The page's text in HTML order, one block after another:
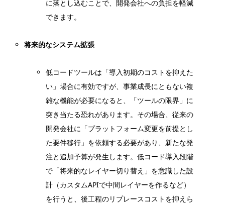
に落とし込むことで、開発会社への負担を軽減
できます。
将来的なシステム拡張
低コードツールは「導入初期のコストを抑えた
い」場合に有効ですが、事業成長にともない複
雑な機能が必要になると、「ツールの限界」に
突き当たる恐れがあります。その場合、従来の
開発会社に「プラットフォーム変更を前提とし
た要件移行」を依頼する必要があり、新たな発
注と追加予算が発生します。低コード導入段階
で「将来的なレイヤー切り替え」を意識した設
計（カスタムAPIで中間レイヤーを作るなど）
を行うと、後工程のリプレースコストを抑えら